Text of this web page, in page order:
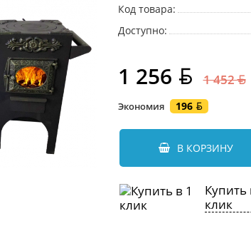
Код товара:
Доступно:
1 256 1 452
Экономия 196
В КОРЗИНУ
Купить
клик